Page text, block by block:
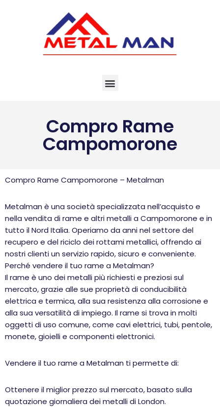
Compro Rame
Campomorone
Compro Rame Campomorone – Metalman
Metalman è una società specializzata nell’acquisto e
nella vendita di rame e altri metalli a Campomorone e in
tutto il Nord Italia. Operiamo da anni nel settore del
recupero e del riciclo dei rottami metallici, offrendo ai
nostri clienti un servizio rapido, sicuro e conveniente.
Perché vendere il tuo rame a Metalman?
Il rame è uno dei metalli più richiesti e preziosi sul
mercato, grazie alle sue proprietà di conducibilità
elettrica e termica, alla sua resistenza alla corrosione e
alla sua versatilità di impiego. Il rame si trova in molti
oggetti di uso comune, come cavi elettrici, tubi, pentole,
monete, gioielli e componenti elettronici.
Vendere il tuo rame a Metalman ti permette di:
Ottenere il miglior prezzo sul mercato, basato sulla
quotazione giornaliera dei metalli di London.